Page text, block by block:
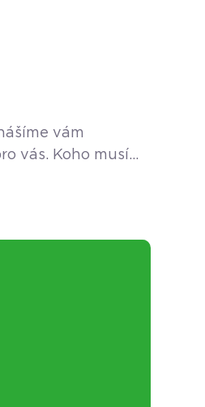
vám
vás. Koho musí